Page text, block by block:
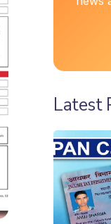
Latest